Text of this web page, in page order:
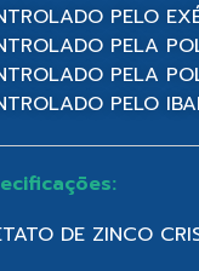
PELO
PELA
PELA
PELO
DE ZINCO